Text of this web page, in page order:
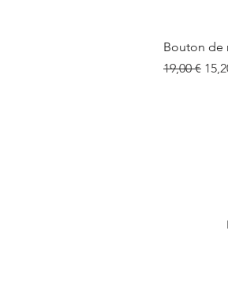
Bouton de
Prix original
19,00 €